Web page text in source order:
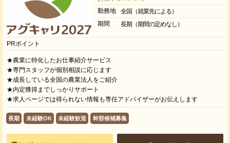
勤務地
全国（就業先による）
期間
長期（期間の定めなし）
PRポイント
★農業に特化したお仕事紹介サービス
★専門スタッフが個別相談に応じます
★成長している全国の農業法人をご紹介
★内定獲得までしっかりサポート
★求人ページでは得られない情報も専任アドバイザーがお伝えします
長期 未経験OK 未経験歓迎 幹部候補募集